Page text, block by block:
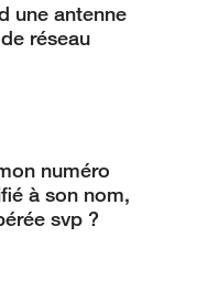
une antenne
réseau
numéro
à son nom,
svp ?